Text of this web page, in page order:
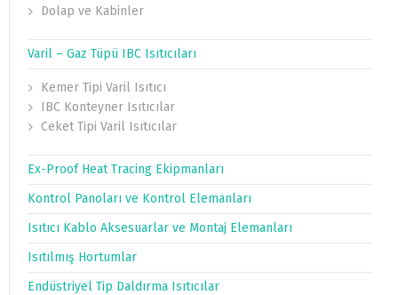
Dolap ve Kabinler
Varil – Gaz Tüpü IBC Isıtıcıları
Kemer Tipi Varil Isıtıcı
IBC Konteyner Isıtıcılar
Ceket Tipi Varil Isıtıcılar
Ex-Proof Heat Tracing Ekipmanları
Kontrol Panoları ve Kontrol Elemanları
Isıtıcı Kablo Aksesuarlar ve Montaj Elemanları
Isıtılmış Hortumlar
Endüstriyel Tip Daldırma Isıtıcılar